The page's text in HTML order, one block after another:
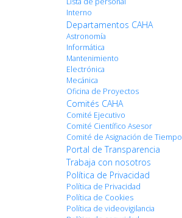
Interno
Departamentos CAHA
Astronomía
Informática
Mantenimiento
Electrónica
Mecánica
Oficina de Proyectos
Comités CAHA
Comité Ejecutivo
Comité Científico Asesor
Comité de Asignación de Tiempo
Portal de Transparencia
Trabaja con nosotros
Política de Privacidad
Política de Privacidad
Política de Cookies
Política de videovigilancia